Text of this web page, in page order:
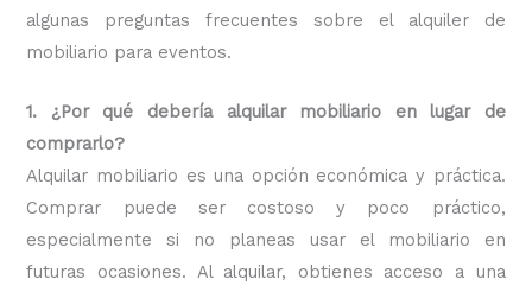
algunas preguntas frecuentes sobre el alquiler de
mobiliario para eventos.
1. ¿Por qué debería alquilar mobiliario en lugar de
comprarlo?
Alquilar mobiliario es una opción económica y práctica.
Comprar puede ser costoso y poco práctico,
especialmente si no planeas usar el mobiliario en
futuras ocasiones. Al alquilar, obtienes acceso a una